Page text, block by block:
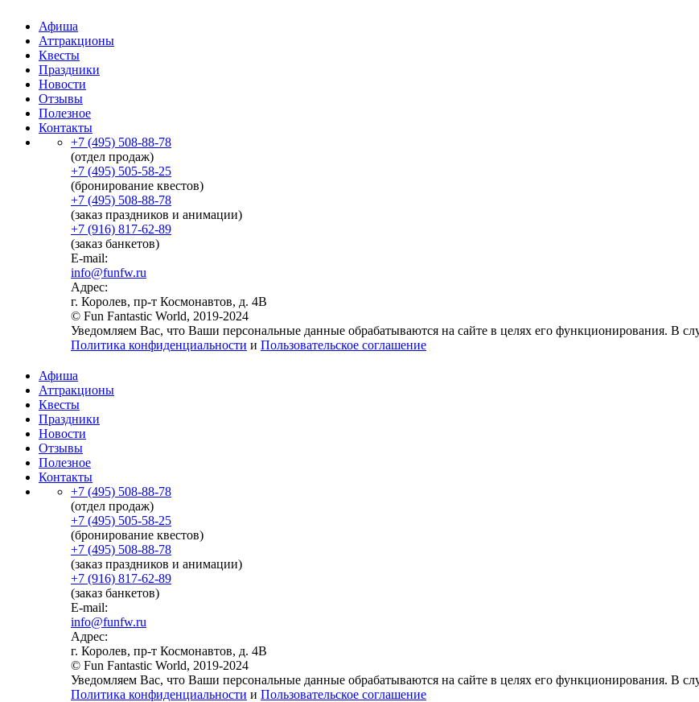
Афиша
Аттракционы
Квесты
Праздники
Новости
Отзывы
Полезное
Контакты
+7 (495) 508-88-78
(отдел продаж)
+7 (495) 505-58-25
(бронирование квестов)
+7 (495) 508-88-78
(заказ праздников и анимации)
+7 (916) 817-62-89
(заказ банкетов)
E-mail:
info@funfw.ru
Адрес:
г. Королев, пр-т Космонавтов, д. 4В
© Fun Fantastic World, 2019-2024
Уведомляем Вас, что Ваши персональные данные обрабатываются на сайте в целях его функционирования. В
Политика конфиденциальности и Пользовательское соглашение
Афиша
Аттракционы
Квесты
Праздники
Новости
Отзывы
Полезное
Контакты
+7 (495) 508-88-78
(отдел продаж)
+7 (495) 505-58-25
(бронирование квестов)
+7 (495) 508-88-78
(заказ праздников и анимации)
+7 (916) 817-62-89
(заказ банкетов)
E-mail:
info@funfw.ru
Адрес:
г. Королев, пр-т Космонавтов, д. 4В
© Fun Fantastic World, 2019-2024
Уведомляем Вас, что Ваши персональные данные обрабатываются на сайте в целях его функционирования. В
Политика конфиденциальности и Пользовательское соглашение